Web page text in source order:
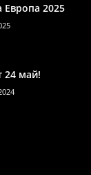
Европа 2025
24 май!